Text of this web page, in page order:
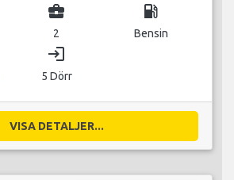
business_center
2
local_gas_station
Bensin
login
5 Dörr
VISA DETALJER...